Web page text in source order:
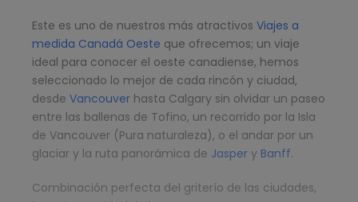
Este es uno de nuestros más atractivos Viajes a
medida Canadá Oeste que ofrecemos; un viaje
ideal para conocer el oeste canadiense, hemos
seleccionado lo mejor de cada rincón y ciudad,
desde Vancouver hasta Calgary sin olvidar un paseo
entre las ballenas de Tofino, un recorrido por la Isla
de Vancouver (Pura naturaleza), o el andar por un
glaciar y la ruta panorámica de Jasper y Banff.
Combinación perfecta del griterío de las ciudades,